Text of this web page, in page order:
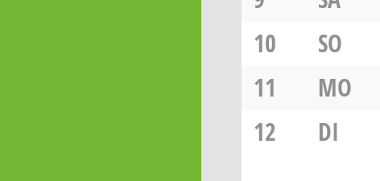
10
SO
11
MO
12
DI